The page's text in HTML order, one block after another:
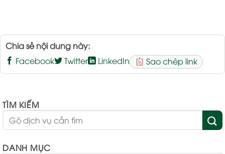
Chia sẻ nội dung này:
Facebook
Twitter LinkedIn Sao chép link
TÌM KIẾM
DANH MỤC